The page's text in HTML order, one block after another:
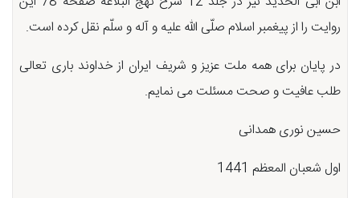
روایت را از پیغمبر اسلام صلّی الله علیه و آله و سلّم نقل کرده است.
در پایان برای همه ملت عزیز و شریف ایران از خداوند باری تعالی
طلب عافیت و صحت مسئلت می نمایم.
حسین نوری همدانی
اول شعبان المعظم 1441